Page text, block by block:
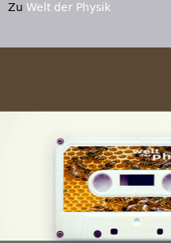
Zu Welt der Physik